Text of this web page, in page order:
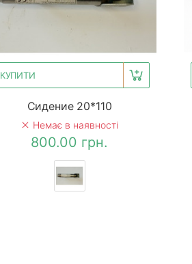
КУПИТИ
Сидение 20*110
Немає в наявності
800.00 грн.